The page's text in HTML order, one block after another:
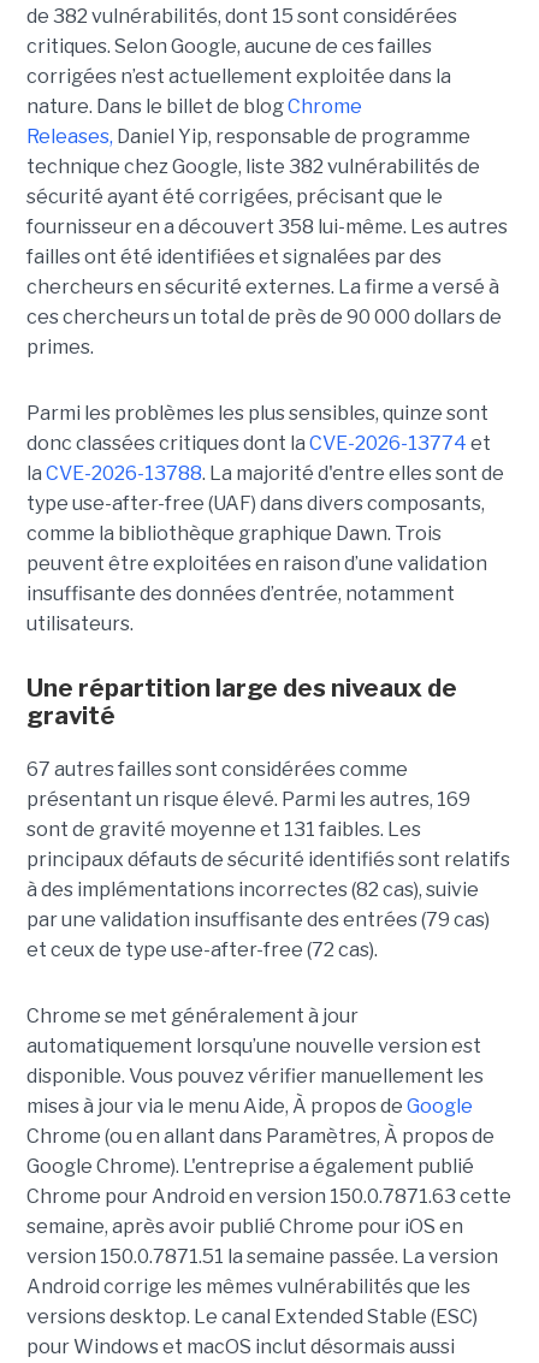
de 382 vulnérabilités, dont 15 sont considérées
critiques. Selon Google, aucune de ces failles
corrigées n’est actuellement exploitée dans la
nature. Dans le billet de blogChrome
Releases, Daniel Yip, responsable de programme
technique chez Google, liste 382 vulnérabilités de
sécurité ayant été corrigées, précisant que le
fournisseur en a découvert 358 lui-même. Les autres
failles ont été identifiées et signalées par des
chercheurs en sécurité externes. La firme a versé à
ces chercheurs un total de près de 90 000 dollars de
primes.
Parmi les problèmes les plus sensibles, quinze sont
donc classées critiques dont la CVE-2026-13774 et
la CVE-2026-13788. La majorité d'entre elles sont de
type use-after-free (UAF) dans divers composants,
comme la bibliothèque graphique Dawn. Trois
peuvent être exploitées en raison d’une validation
insuffisante des données d’entrée, notamment
utilisateurs.
Une répartition large des niveaux de
gravité
67 autres failles sont considérées comme
présentant un risque élevé. Parmi les autres, 169
sont de gravité moyenne et 131 faibles. Les
principaux défauts de sécurité identifiés sont relatifs
à des implémentations incorrectes (82 cas), suivie
par une validation insuffisante des entrées (79 cas)
et ceux de type use-after-free (72 cas).
Chrome se met généralement à jour
automatiquement lorsqu’une nouvelle version est
disponible. Vous pouvez vérifier manuellement les
mises à jour via le menu Aide, À propos de Google
Chrome (ou en allant dans Paramètres, À propos de
Google Chrome). L'entreprise a également publié
Chrome pour Android en version 150.0.7871.63 cette
semaine, après avoir publié Chrome pour iOS en
version 150.0.7871.51 la semaine passée. La version
Android corrige les mêmes vulnérabilités que les
versions desktop. Le canal Extended Stable (ESC)
pour Windows et macOS inclut désormais aussi